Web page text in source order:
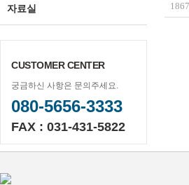
자료실
CUSTOMER CENTER
궁금하신 사항은 문의주세요.
080-5656-3333
FAX : 031-431-5822